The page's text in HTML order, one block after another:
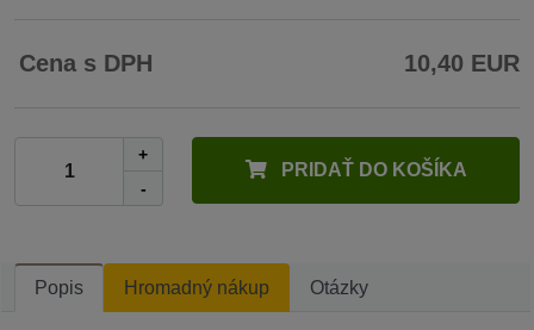
Cena s DPH 10,40 EUR
+
-
PRIDAŤ DO KOŠÍKA
Popis Hromadný nákup Otázky